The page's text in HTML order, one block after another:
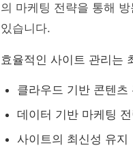
의 마케팅 전략을 통해
있습니다.
효율적인 사이트 관리는
클라우드 기반 콘텐츠
데이터 기반 마케팅
사이트의 최신성 유지